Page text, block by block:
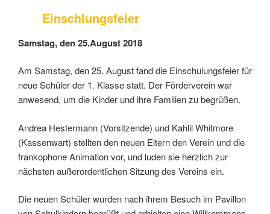
Einschlungsfeier
Samstag, den 25.August 2018
Am Samstag, den 25. August fand die Einschulungsfeier für
neue Schüler der 1. Klasse statt. Der Förderverein war
anwesend, um die Kinder und ihre Familien zu begrüßen.
Andrea Hestermann (Vorsitzende) und Kahlil Whitmore
(Kassenwart) stellten den neuen Eltern den Verein und die
frankophone Animation vor, und luden sie herzlich zur
nächsten außerordentlichen Sitzung des Vereins ein.
Die neuen Schüler wurden nach ihrem Besuch im Pavillon